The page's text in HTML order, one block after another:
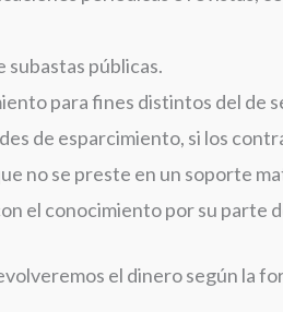
públicas.
para fines distintos del
de esparcimiento, si los
no se preste en un soporte
el conocimiento por su
el dinero según la